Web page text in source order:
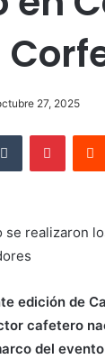
27, 2025
Tumblr
se realizaron
edición de
cafetero
del